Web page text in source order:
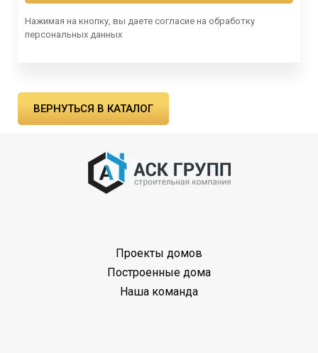
Нажимая на кнопку, вы даете согласие на обработку
персональных данных
ВЕРНУТЬСЯ В КАТАЛОГ
Проекты домов
Построенные дома
Наша команда